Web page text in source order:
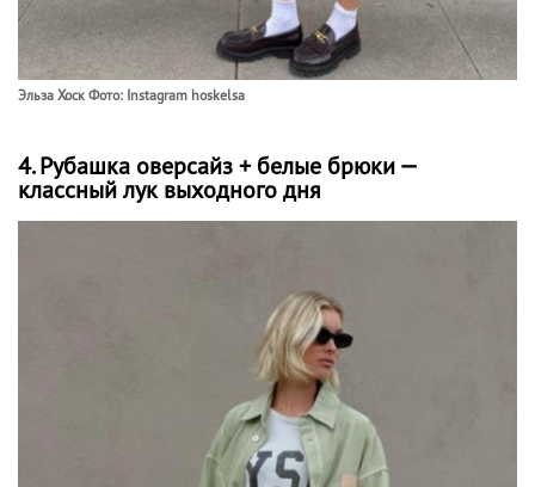
Эльза Хоск Фото: Instagram hoskelsa
4. Рубашка оверсайз + белые брюки —
классный лук выходного дня